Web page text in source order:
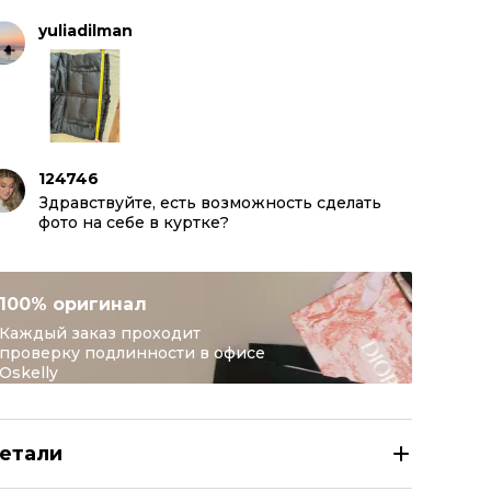
yuliadilman
124746
Здравствуйте, есть возможность сделать
фото на себе в куртке?
100% оригинал
Каждый заказ проходит
проверку подлинности в офисе
Oskelly